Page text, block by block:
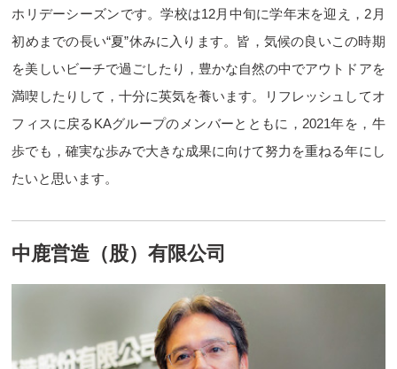
ホリデーシーズンです。学校は12月中旬に学年末を迎え，2月
初めまでの長い“夏”休みに入ります。皆，気候の良いこの時期
を美しいビーチで過ごしたり，豊かな自然の中でアウトドアを
満喫したりして，十分に英気を養います。リフレッシュしてオ
フィスに戻るKAグループのメンバーとともに，2021年を，牛
歩でも，確実な歩みで大きな成果に向けて努力を重ねる年にし
たいと思います。
中鹿営造（股）有限公司